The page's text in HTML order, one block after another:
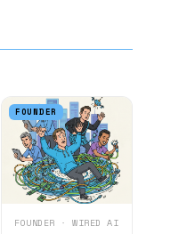
FOUNDER
FOUNDER · WIRED AI